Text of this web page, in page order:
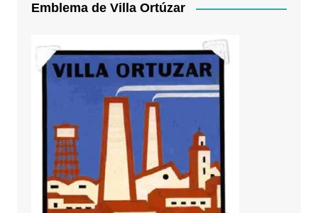
Emblema de Villa Ortúzar